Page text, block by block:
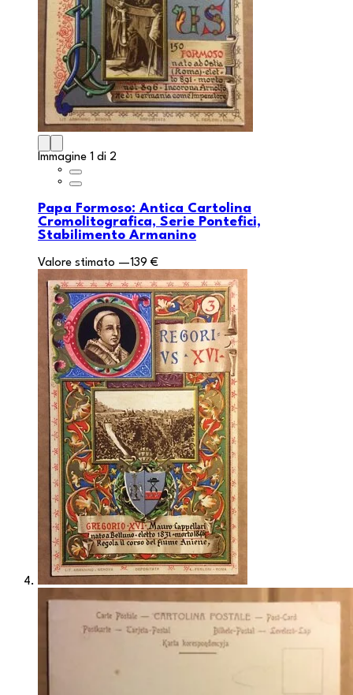
Immagine 1 di 2
Papa Formoso: Antica Cartolina
Cromolitografica, Serie Pontefici,
Stabilimento Armanino
Valore stimato —139 €